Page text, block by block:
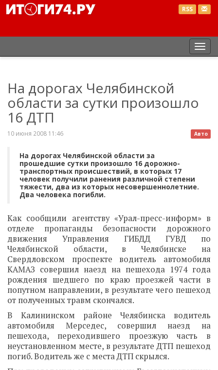
RSS
На дорогах Челябинской
области за сутки произошло
16 ДТП
Авто
10 июня 2008 11:46
На дорогах Челябинской области за
прошедшие сутки произошло 16 дорожно-
транспортных происшествий, в которых 17
человек получили ранения различной степени
тяжести, два из которых несовершеннолетние.
Два человека погибли.
Как сообщили агентству «Урал-пресс-информ» в
отделе пропаганды безопасности дорожного
движения Управления ГИБДД ГУВД по
Челябинской области, в Челябинске на
Свердловском проспекте водитель автомобиля
КАМАЗ совершил наезд на пешехода 1974 года
рождения шедшего по краю проезжей части в
попутном направлении, в результате чего пешеход
от полученных травм скончался.
В Калининском районе Челябинска водитель
автомобиля Мерседес, совершил наезд на
пешехода, переходившего проезжую часть в
неустановленном месте, в результате ДТП пешеход
погиб. Водитель же с места ДТП скрылся.